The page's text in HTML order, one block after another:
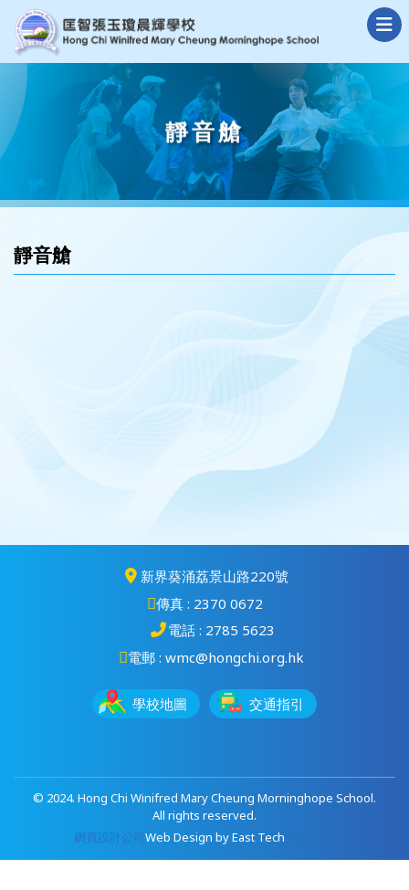
靜音艙
靜音艙
新界葵涌荔景山路220號
傳真 : 2370 0672
電話 : 2785 5623
電郵 : wmc@hongchi.org.hk
學校地圖 交通指引
© 2024. Hong Chi Winifred Mary Cheung Morninghope School.
All rights reserved.
網頁設計公司 Web Design byEast Tech